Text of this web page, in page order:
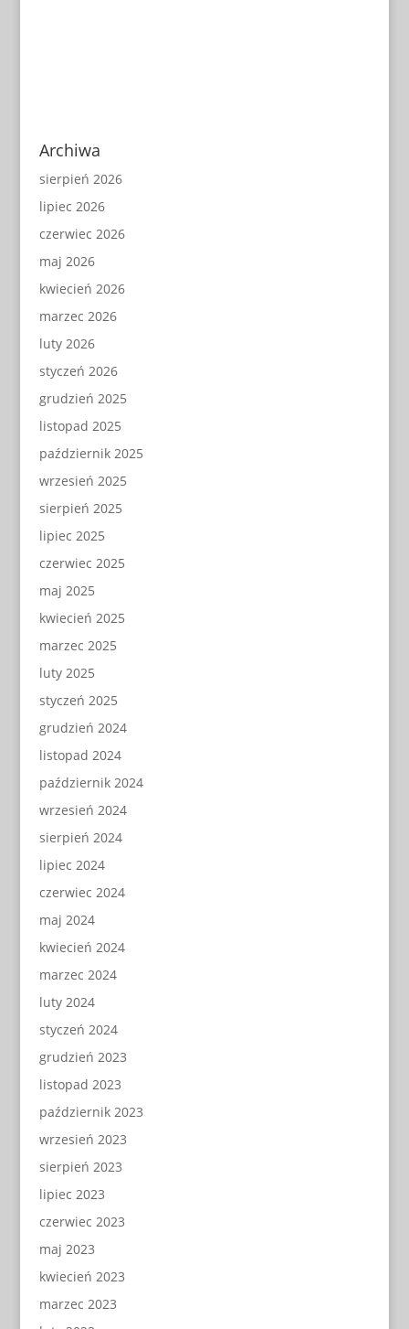
Archiwa
sierpień 2026
lipiec 2026
czerwiec 2026
maj 2026
kwiecień 2026
marzec 2026
luty 2026
styczeń 2026
grudzień 2025
listopad 2025
październik 2025
wrzesień 2025
sierpień 2025
lipiec 2025
czerwiec 2025
maj 2025
kwiecień 2025
marzec 2025
luty 2025
styczeń 2025
grudzień 2024
listopad 2024
październik 2024
wrzesień 2024
sierpień 2024
lipiec 2024
czerwiec 2024
maj 2024
kwiecień 2024
marzec 2024
luty 2024
styczeń 2024
grudzień 2023
listopad 2023
październik 2023
wrzesień 2023
sierpień 2023
lipiec 2023
czerwiec 2023
maj 2023
kwiecień 2023
marzec 2023